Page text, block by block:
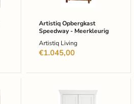
Artistiq Opbergkast
Speedway - Meerkleurig
Artistiq Living
€1.045,00
WOOOD